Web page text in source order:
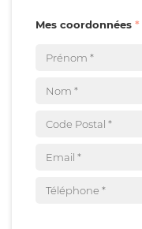
Mes coordonnées